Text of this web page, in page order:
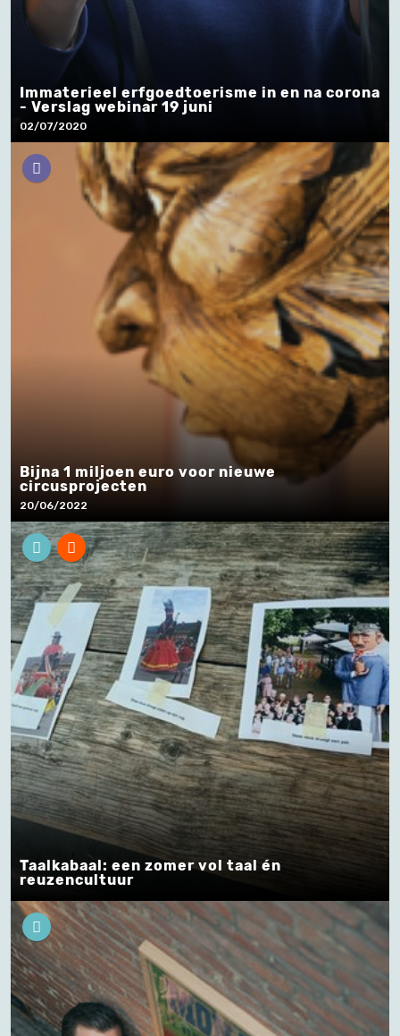
Immaterieel erfgoedtoerisme in en na corona
- Verslag webinar 19 juni
02/07/2020
Bijna 1 miljoen euro voor nieuwe
circusprojecten
20/06/2022
Taalkabaal: een zomer vol taal én
reuzencultuur